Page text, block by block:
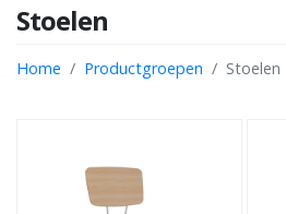
Stoelen
Home Productgroepen Stoelen